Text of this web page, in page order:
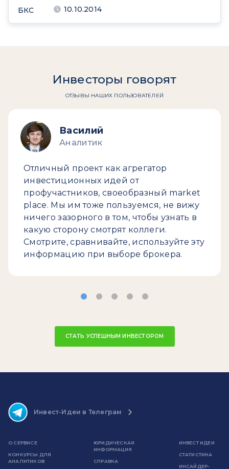
БКС 10.10.2014
Инвесторы говорят
ОТЗЫВЫ НАШИХ ПОЛЬЗОВАТЕЛЕЙ
Василий
Аналитик
Отличный проект как агрегатор
инвестиционных идей от
профучастников, своеобразный market
place. Мы им тоже пользуемся, не вижу
ничего зазорного в том, чтобы узнать в
какую сторону смотрят коллеги.
Смотрите, сравнивайте, используйте эту
информацию при выборе брокера.
СТАТЬ УСПЕШНЫМ ИНВЕСТОРОМ
Инвест-Идеи в Телеграм
О СЕРВИСЕ
КОНКУРСЫ ДЛЯ
АНАЛИТИКОВ
ЮРИДИЧЕСКАЯ
ИНФОРМАЦИЯ
СПРАВКА
ИНВЕСТ ИДЕИ
СТАТИСТИКА
ИНСАЙДЕР-